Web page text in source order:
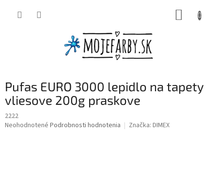
Pufas EURO 3000 lepidlo na tapety
vliesove 200g praskove
2222
Priemerné
Neohodnotené Podrobnosti hodnotenia Značka: DIMEX